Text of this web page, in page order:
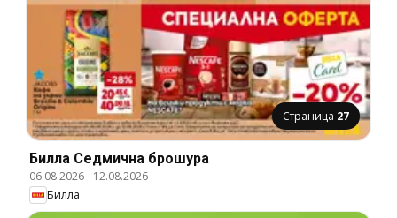
Страница 27
Билла Cедмична брошура
06.08.2026- 12.08.2026
Билла